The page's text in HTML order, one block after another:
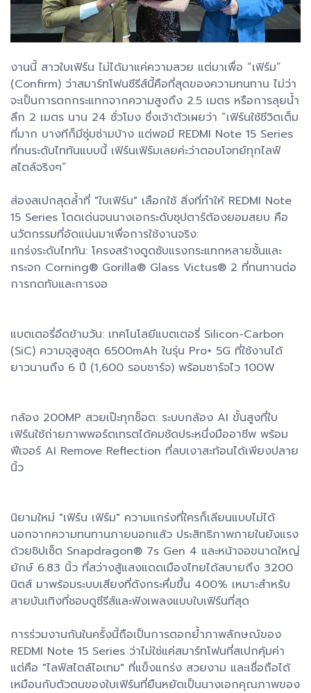
งานนี้ สาวใบเฟิร์น ไม่ได้มาแค่ความสวย แต่มาเพื่อ “เฟิร์ม”
(Confirm) ว่าสมาร์ทโฟนซีรีส์นี้คือที่สุดของความทนทาน ไม่ว่า
จะเป็นการตกกระแทกจากความสูงถึง 2.5 เมตร หรือการลุยน้ำ
ลึก 2 เมตร นาน 24 ชั่วโมง ซึ่งเจ้าตัวเผยว่า “เฟิร์นใช้ชีวิตเต็ม
ที่มาก บางทีก็มีซุ่มซ่ามบ้าง แต่พอมี REDMI Note 15 Series
ที่ทนระดับไททันแบบนี้ เฟิร์นเฟิร์มเลยค่ะว่าตอบโจทย์ทุกไลฟ์
สไตล์จริงๆ”
ส่องสเปกสุดล้ำที่ "ใบเฟิร์น" เลือกใช้ สิ่งที่ทำให้ REDMI Note
15 Series โดดเด่นจนนางเอกระดับซุปตาร์ต้องยอมสยบ คือ
นวัตกรรมที่อัดแน่นมาเพื่อการใช้งานจริง:
แกร่งระดับไททัน: โครงสร้างดูดซับแรงกระแทกหลายชั้นและ
กระจก Corning® Gorilla® Glass Victus® 2 ที่ทนทานต่อ
การกดทับและการงอ
แบตเตอรี่อึดข้ามวัน: เทคโนโลยีแบตเตอรี่ Silicon-Carbon
(SiC) ความจุสูงสุด 6500mAh ในรุ่น Pro+ 5G ที่ใช้งานได้
ยาวนานถึง 6 ปี (1,600 รอบชาร์จ) พร้อมชาร์จไว 100W
กล้อง 200MP สวยเป๊ะทุกช็อต: ระบบกล้อง AI ขั้นสูงที่ใบ
เฟิร์นใช้ถ่ายภาพพอร์ตเทรตได้คมชัดประหนึ่งมืออาชีพ พร้อม
ฟีเจอร์ AI Remove Reflection ที่ลบเงาสะท้อนได้เพียงปลาย
นิ้ว
นิยามใหม่ "เฟิร์น เฟิร์ม" ความแกร่งที่ใครก็เลียนแบบไม่ได้
นอกจากความทนทานภายนอกแล้ว ประสิทธิภาพภายในยังแรง
ด้วยชิปเซ็ต Snapdragon® 7s Gen 4 และหน้าจอขนาดใหญ่
ยักษ์ 6.83 นิ้ว ที่สว่างสู้แสงแดดเมืองไทยได้สบายถึง 3200
นิตส์ มาพร้อมระบบเสียงที่ดังกระหึ่มขึ้น 400% เหมาะสำหรับ
สายบันเทิงที่ชอบดูซีรีส์และฟังเพลงแบบใบเฟิร์นที่สุด
การร่วมงานกันในครั้งนี้ถือเป็นการตอกย้ำภาพลักษณ์ของ
REDMI Note 15 Series ว่าไม่ใช่แค่สมาร์ทโฟนที่สเปกคุ้มค่า
แต่คือ "ไลฟ์สไตล์ไอเทม" ที่แข็งแกร่ง สวยงาม และเชื่อถือได้
เหมือนกับตัวตนของใบเฟิร์นที่ยืนหยัดเป็นนางเอกคุณภาพของ